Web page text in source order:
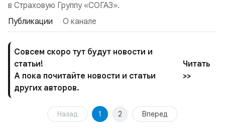
в Страховую Группу «СОГАЗ».
Публикации
О канале
Совсем скоро тут будут новости и
статьи!
А пока почитайте новости и статьи
других авторов.
Читать
>>
Назад 1 2 Вперед